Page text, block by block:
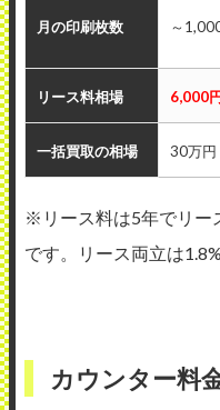
月の印刷枚数 ～
リース料相場 6,000
一括買取の相場 30万円
※リース料は5年でリー
です。リース両立は
カウンター料